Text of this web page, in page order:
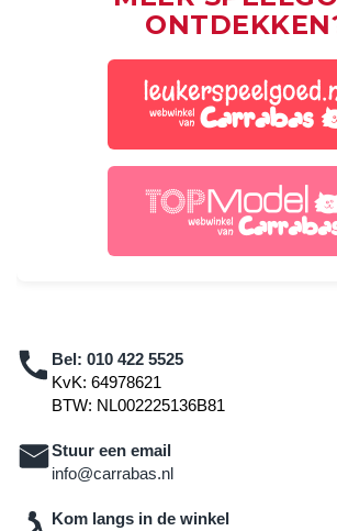
Bel: 010 422 5525
KvK: 64978621
BTW: NL002225136B81
Stuur een email
info@carrabas.nl
Kom langs in de winkel